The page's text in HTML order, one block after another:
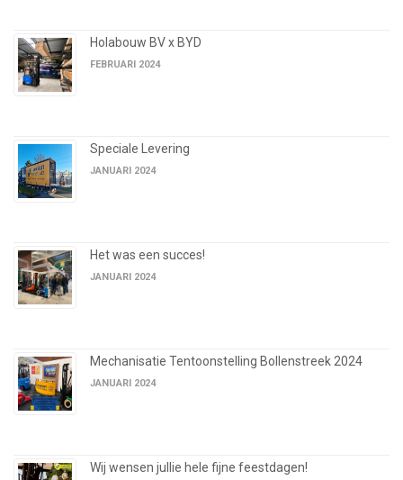
Holabouw BV x BYD
FEBRUARI 2024
Speciale Levering
JANUARI 2024
Het was een succes!
JANUARI 2024
Mechanisatie Tentoonstelling Bollenstreek 2024
JANUARI 2024
Wij wensen jullie hele fijne feestdagen!